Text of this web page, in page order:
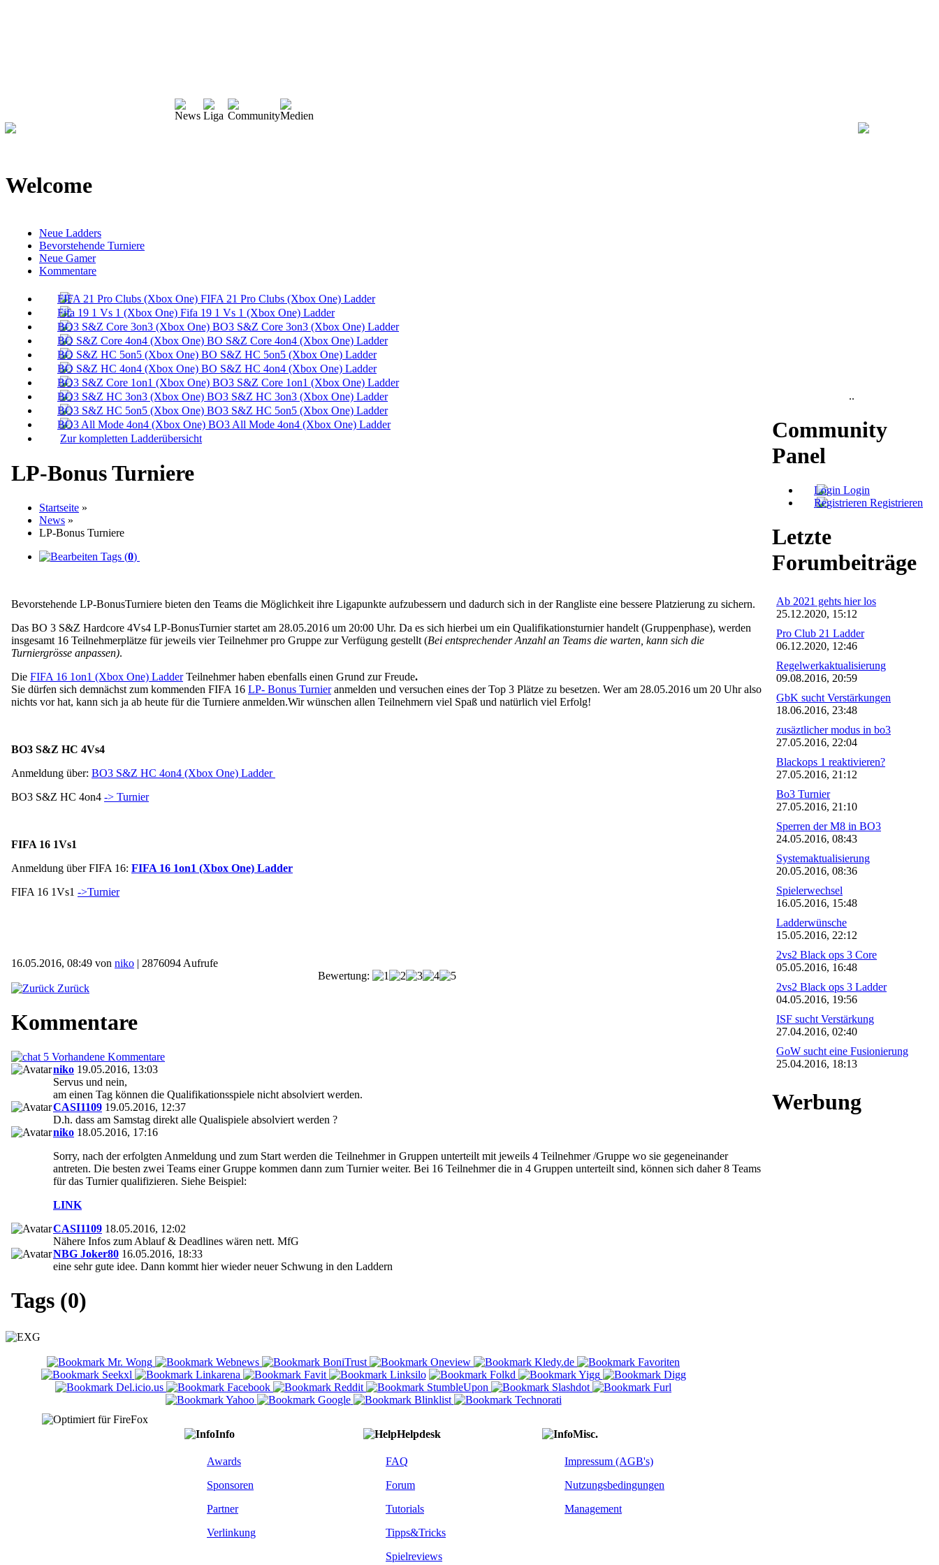
Welcome
Neue Ladders
Bevorstehende Turniere
Neue Gamer
Kommentare
FIFA 21 Pro Clubs (Xbox One) Ladder
Fifa 19 1 Vs 1 (Xbox One) Ladder
BO3 S&Z Core 3on3 (Xbox One) Ladder
BO S&Z Core 4on4 (Xbox One) Ladder
BO S&Z HC 5on5 (Xbox One) Ladder
BO S&Z HC 4on4 (Xbox One) Ladder
BO3 S&Z Core 1on1 (Xbox One) Ladder
BO3 S&Z HC 3on3 (Xbox One) Ladder
BO3 S&Z HC 5on5 (Xbox One) Ladder
BO3 All Mode 4on4 (Xbox One) Ladder
Zur kompletten Ladderübersicht
LP-Bonus Turniere
Startseite »
News »
LP-Bonus Turniere
Tags (0)
Bevorstehende LP-BonusTurniere bieten den Teams die Möglichkeit ihre Ligapunkte aufzubessern und dadurch sich in der Rangliste eine bessere Platzierung zu sichern.
Das BO 3 S&Z Hardcore 4Vs4 LP-BonusTurnier startet am 28.05.2016 um 20:00 Uhr. Da es sich hierbei um ein Qualifikationsturnier handelt (Gruppenphase), werden
insgesamt 16 Teilnehmerplätze für jeweils vier Teilnehmer pro Gruppe zur Verfügung gestellt (Bei entsprechender Anzahl an Teams die warten, kann sich die
Turniergrösse anpassen).
Die FIFA 16 1on1 (Xbox One) LadderTeilnehmer haben ebenfalls einen Grund zur Freude.
Sie dürfen sich demnächst zum kommenden FIFA 16 LP- Bonus Turnieranmelden und versuchen eines der Top 3 Plätze zu besetzen. Wer am 28.05.2016 um 20 Uhr also
nichts vor hat, kann sich ja ab heute für die Turniere anmelden.Wir wünschen allen Teilnehmern viel Spaß und natürlich viel Erfolg!
BO3 S&Z HC 4Vs4
Anmeldung über: BO3 S&Z HC 4on4 (Xbox One) Ladder
BO3 S&Z HC 4on4 -> Turnier
FIFA 16 1Vs1
Anmeldung über FIFA 16: FIFA 16 1on1 (Xbox One) Ladder
FIFA 16 1Vs1 ->Turnier
16.05.2016, 08:49 von niko | 2876094 Aufrufe
Bewertung:
Zurück
Kommentare
5 Vorhandene Kommentare
niko 19.05.2016, 13:03
Servus und nein,
am einen Tag können die Qualifikationsspiele nicht absolviert werden.
CASI1109 19.05.2016, 12:37
D.h. dass am Samstag direkt alle Qualispiele absolviert werden ?
niko 18.05.2016, 17:16
Sorry, nach der erfolgten Anmeldung und zum Start werden die Teilnehmer in Gruppen unterteilt mit jeweils 4 Teilnehmer /Gruppe wo sie gegeneinander
antreten. Die besten zwei Teams einer Gruppe kommen dann zum Turnier weiter. Bei 16 Teilnehmer die in 4 Gruppen unterteilt sind, können sich daher 8 Teams
für das Turnier qualifizieren. Siehe Beispiel:
LINK
CASI1109 18.05.2016, 12:02
Nähere Infos zum Ablauf & Deadlines wären nett. MfG
NBG Joker80 16.05.2016, 18:33
eine sehr gute idee. Dann kommt hier wieder neuer Schwung in den Laddern
Tags (0)
..
Community
Panel
Login
Registrieren
Letzte
Forumbeiträge
Ab 2021 gehts hier los
25.12.2020, 15:12
Pro Club 21 Ladder
06.12.2020, 12:46
Regelwerkaktualisierung
09.08.2016, 20:59
GbK sucht Verstärkungen
18.06.2016, 23:48
zusäztlicher modus in bo3
27.05.2016, 22:04
Blackops 1 reaktivieren?
27.05.2016, 21:12
Bo3 Turnier
27.05.2016, 21:10
Sperren der M8 in BO3
24.05.2016, 08:43
Systemaktualisierung
20.05.2016, 08:36
Spielerwechsel
16.05.2016, 15:48
Ladderwünsche
15.05.2016, 22:12
2vs2 Black ops 3 Core
05.05.2016, 16:48
2vs2 Black ops 3 Ladder
04.05.2016, 19:56
ISF sucht Verstärkung
27.04.2016, 02:40
GoW sucht eine Fusionierung
25.04.2016, 18:13
Werbung
Info
Awards
Sponsoren
Partner
Verlinkung
Helpdesk
FAQ
Forum
Tutorials
Tipps&Tricks
Spielreviews
Misc.
Impressum (AGB's)
Nutzungsbedingungen
Management